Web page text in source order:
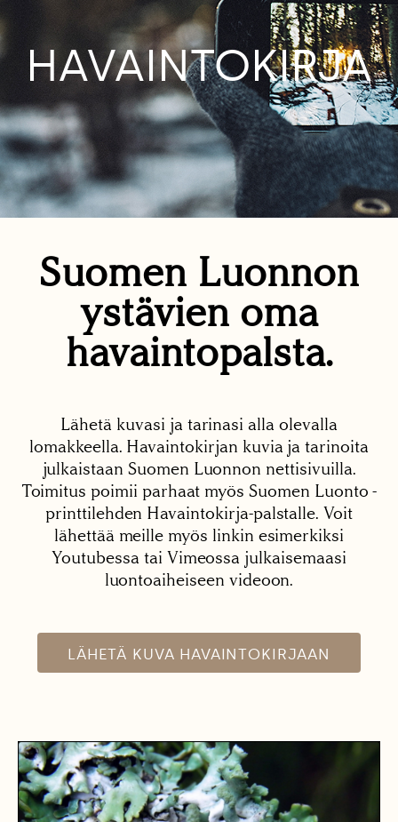
HAVAINTOKIRJA
Suomen Luonnon
ystävien oma
havaintopalsta.
Lähetä kuvasi ja tarinasi alla olevalla
lomakkeella. Havaintokirjan kuvia ja tarinoita
julkaistaan Suomen Luonnon nettisivuilla.
Toimitus poimii parhaat myös Suomen Luonto -
printtilehden Havaintokirja-palstalle. Voit
lähettää meille myös linkin esimerkiksi
Youtubessa tai Vimeossa julkaisemaasi
luontoaiheiseen videoon.
LÄHETÄ KUVA HAVAINTOKIRJAAN